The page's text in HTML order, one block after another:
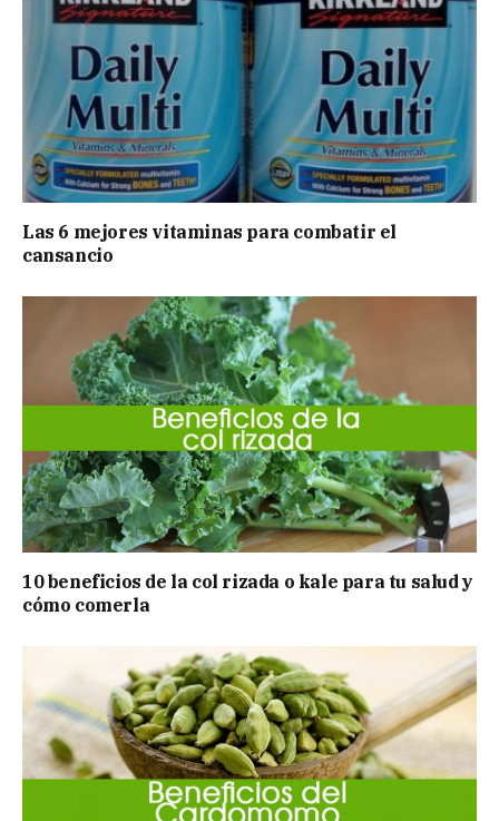
Las 6 mejores vitaminas para combatir el
cansancio
10 beneficios de la col rizada o kale para tu salud y
cómo comerla